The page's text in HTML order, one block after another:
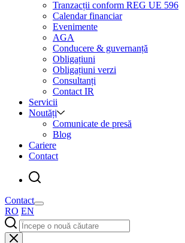
Tranzacții conform REG UE 596
Calendar financiar
Evenimente
AGA
Conducere & guvernanță
Obligațiuni
Obligațiuni verzi
Consultanți
Contact IR
Servicii
Noutăți
Comunicate de presă
Blog
Cariere
Contact
Contact
RO EN